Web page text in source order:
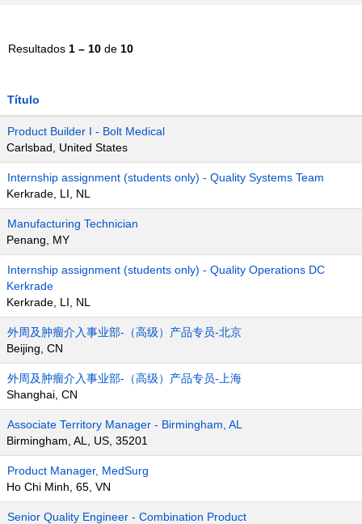
Resultados 1 – 10 de 10
Título
Product Builder I - Bolt Medical
Carlsbad, United States
Internship assignment (students only) - Quality Systems Team
Kerkrade, LI, NL
Manufacturing Technician
Penang, MY
Internship assignment (students only) - Quality Operations DC
Kerkrade
Kerkrade, LI, NL
外周及肿瘤介入事业部-（高级）产品专员-北京
Beijing, CN
外周及肿瘤介入事业部-（高级）产品专员-上海
Shanghai, CN
Associate Territory Manager - Birmingham, AL
Birmingham, AL, US, 35201
Product Manager, MedSurg
Ho Chi Minh, 65, VN
Senior Quality Engineer - Combination Product